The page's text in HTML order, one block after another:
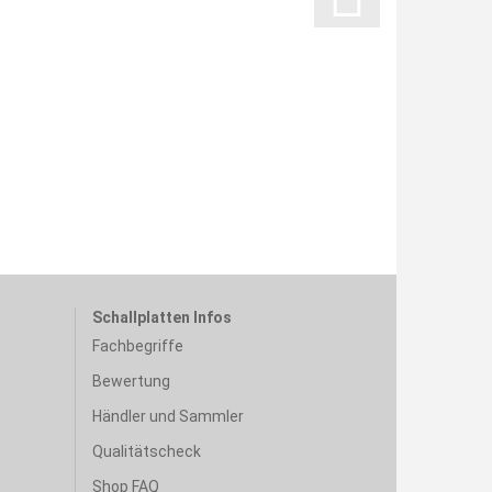
Schallplatten Infos
Fachbegriffe
Bewertung
Händler und Sammler
Qualitätscheck
Shop FAQ